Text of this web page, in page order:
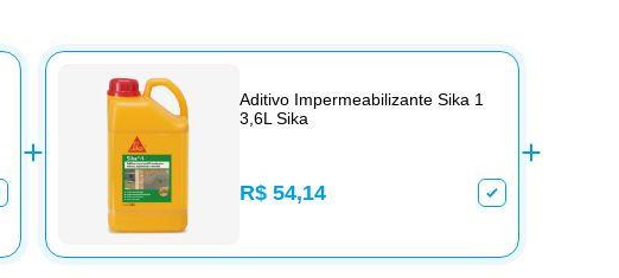
Aditivo Impermeabilizante Sika 1
3,6L Sika
R$ 54,14